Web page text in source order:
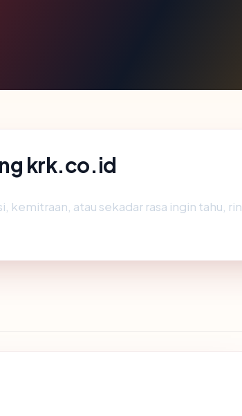
krk.co.id
kemitraan, atau sekadar rasa ingin tahu,